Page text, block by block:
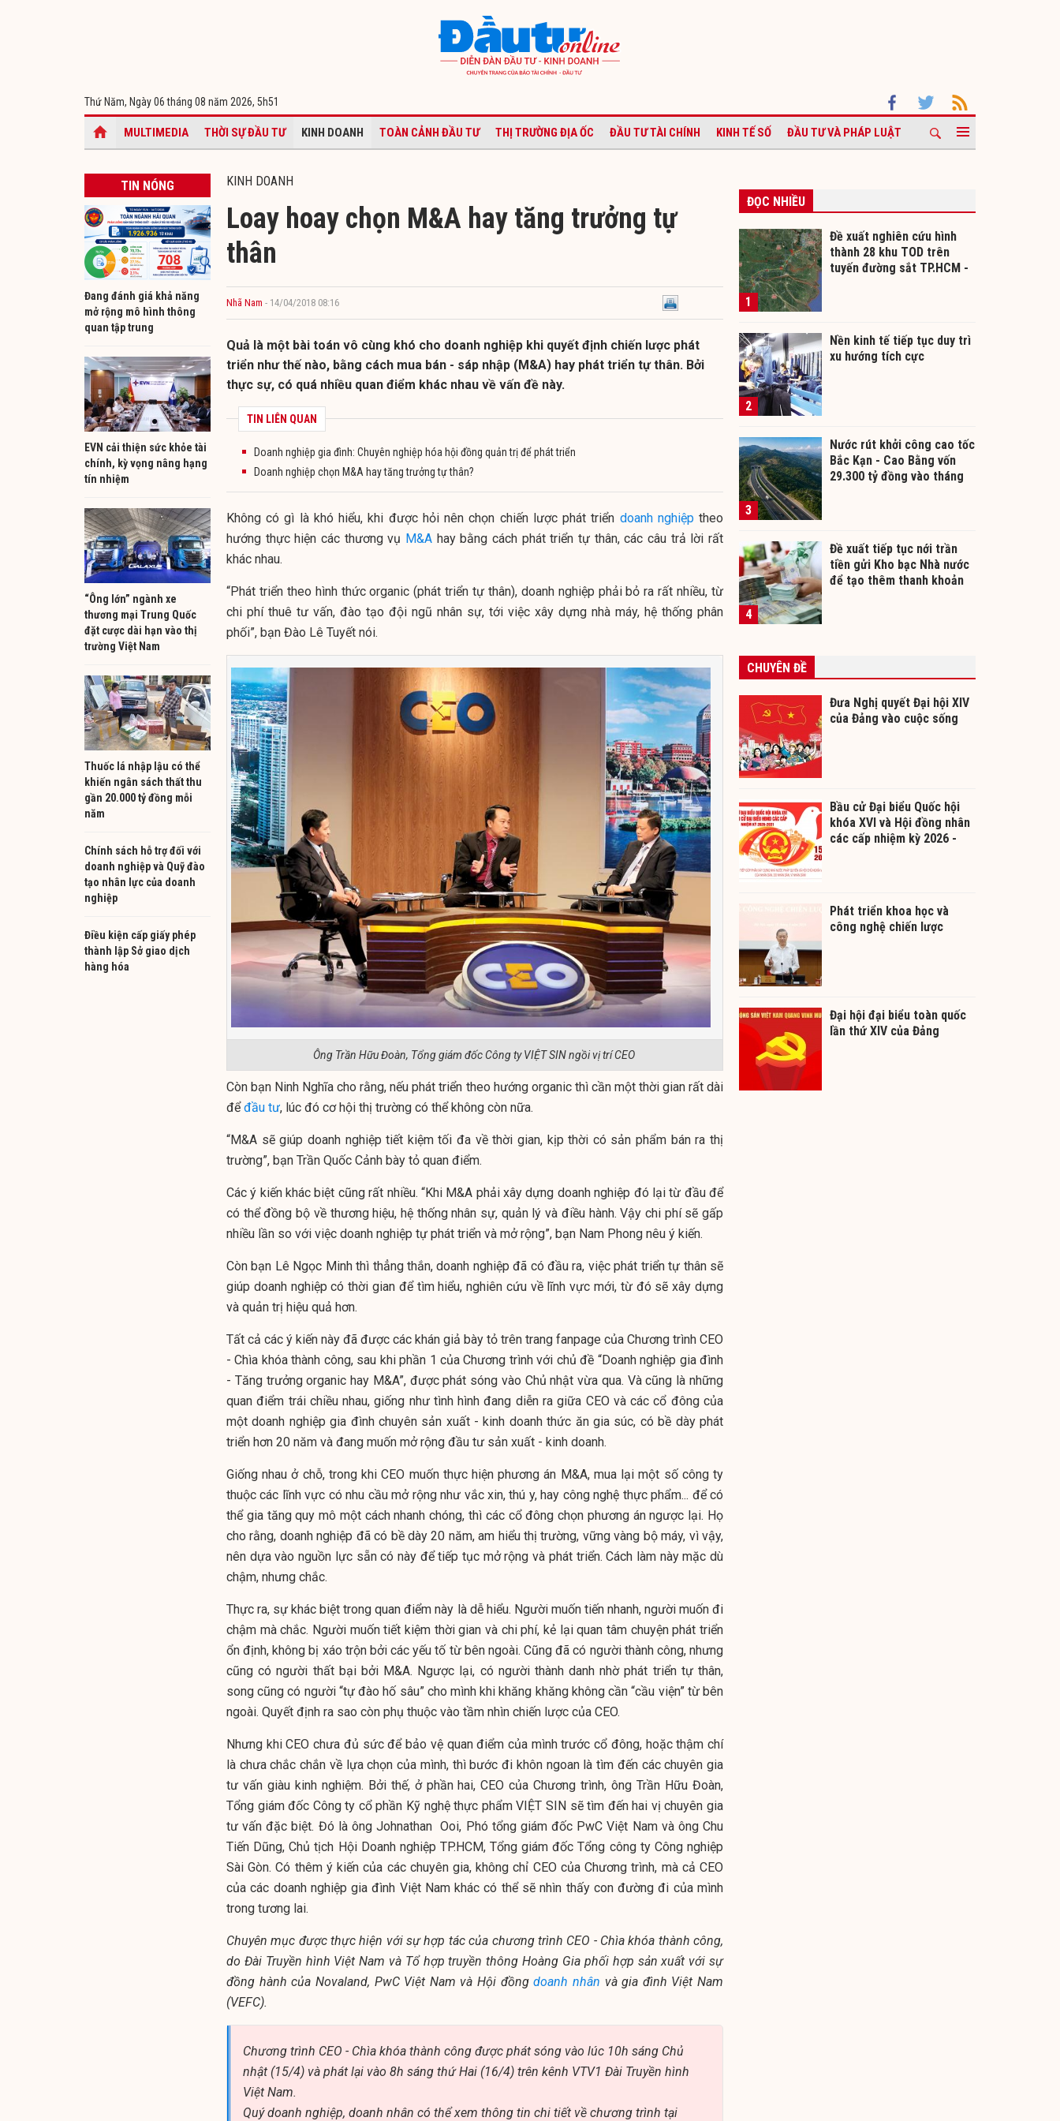
Thứ Năm, Ngày 06 tháng 08 năm 2026, 5h51
MULTIMEDIA THỜI SỰ ĐẦU TƯ KINH DOANH TOÀN CẢNH ĐẦU TƯ THỊ TRƯỜNG ĐỊA ỐC ĐẦU TƯ TÀI CHÍNH KINH TẾ SỐ ĐẦU TƯ VÀ PHÁP LUẬT
TIN NÓNG
Đang đánh giá khả năng
mở rộng mô hình thông
quan tập trung
EVN cải thiện sức khỏe tài
chính, kỳ vọng nâng hạng
tín nhiệm
“Ông lớn” ngành xe
thương mại Trung Quốc
đặt cược dài hạn vào thị
trường Việt Nam
Thuốc lá nhập lậu có thể
khiến ngân sách thất thu
gần 20.000 tỷ đồng mỗi
năm
Chính sách hỗ trợ đối với
doanh nghiệp và Quỹ đào
tạo nhân lực của doanh
nghiệp
Điều kiện cấp giấy phép
thành lập Sở giao dịch
hàng hóa
KINH DOANH
Loay hoay chọn M&A hay tăng trưởng tự
thân
Nhã Nam - 14/04/2018 08:16
Quả là một bài toán vô cùng khó cho doanh nghiệp khi quyết định chiến lược phát
triển như thế nào, bằng cách mua bán - sáp nhập (M&A) hay phát triển tự thân. Bởi
thực sự, có quá nhiều quan điểm khác nhau về vấn đề này.
TIN LIÊN QUAN
Doanh nghiệp gia đình: Chuyên nghiệp hóa hội đồng quản trị để phát triển
Doanh nghiệp chọn M&A hay tăng trưởng tự thân?
Không có gì là khó hiểu, khi được hỏi nên chọn chiến lược phát triển doanh nghiệptheo
hướng thực hiện các thương vụ M&A hay bằng cách phát triển tự thân, các câu trả lời rất
khác nhau.
“Phát triển theo hình thức organic (phát triển tự thân), doanh nghiệp phải bỏ ra rất nhiều, từ
chi phí thuê tư vấn, đào tạo đội ngũ nhân sự, tới việc xây dựng nhà máy, hệ thống phân
phối”, bạn Đào Lê Tuyết nói.
Ông Trần Hữu Đoàn, Tổng giám đốc Công ty VIỆT SIN ngồi vị trí CEO
Còn bạn Ninh Nghĩa cho rằng, nếu phát triển theo hướng organic thì cần một thời gian rất dài
đểđầu tư, lúc đó cơ hội thị trường có thể không còn nữa.
“M&A sẽ giúp doanh nghiệp tiết kiệm tối đa về thời gian, kịp thời có sản phẩm bán ra thị
trường”, bạn Trần Quốc Cảnh bày tỏ quan điểm.
Các ý kiến khác biệt cũng rất nhiều. “Khi M&A phải xây dựng doanh nghiệp đó lại từ đầu để
có thể đồng bộ về thương hiệu, hệ thống nhân sự, quản lý và điều hành. Vậy chi phí sẽ gấp
nhiều lần so với việc doanh nghiệp tự phát triển và mở rộng”, bạn Nam Phong nêu ý kiến.
Còn bạn Lê Ngọc Minh thì thẳng thắn, doanh nghiệp đã có đầu ra, việc phát triển tự thân sẽ
giúp doanh nghiệp có thời gian để tìm hiểu, nghiên cứu về lĩnh vực mới, từ đó sẽ xây dựng
và quản trị hiệu quả hơn.
Tất cả các ý kiến này đã được các khán giả bày tỏ trên trang fanpage của Chương trình CEO
- Chìa khóa thành công, sau khi phần 1 của Chương trình với chủ đề “Doanh nghiệp gia đình
- Tăng trưởng organic hay M&A”, được phát sóng vào Chủ nhật vừa qua. Và cũng là những
quan điểm trái chiều nhau, giống như tình hình đang diễn ra giữa CEO và các cổ đông của
một doanh nghiệp gia đình chuyên sản xuất - kinh doanh thức ăn gia súc, có bề dày phát
triển hơn 20 năm và đang muốn mở rộng đầu tư sản xuất - kinh doanh.
Giống nhau ở chỗ, trong khi CEO muốn thực hiện phương án M&A, mua lại một số công ty
thuộc các lĩnh vực có nhu cầu mở rộng như vắc xin, thú y, hay công nghệ thực phẩm... để có
thể gia tăng quy mô một cách nhanh chóng, thì các cổ đông chọn phương án ngược lại. Họ
cho rằng, doanh nghiệp đã có bề dày 20 năm, am hiểu thị trường, vững vàng bộ máy, vì vậy,
nên dựa vào nguồn lực sẵn có này để tiếp tục mở rộng và phát triển. Cách làm này mặc dù
chậm, nhưng chắc.
Thực ra, sự khác biệt trong quan điểm này là dễ hiểu. Người muốn tiến nhanh, người muốn đi
chậm mà chắc. Người muốn tiết kiệm thời gian và chi phí, kẻ lại quan tâm chuyện phát triển
ổn định, không bị xáo trộn bởi các yếu tố từ bên ngoài. Cũng đã có người thành công, nhưng
cũng có người thất bại bởi M&A. Ngược lại, có người thành danh nhờ phát triển tự thân,
song cũng có người “tự đào hố sâu” cho mình khi khăng khăng không cần “cầu viện” từ bên
ngoài. Quyết định ra sao còn phụ thuộc vào tầm nhìn chiến lược của CEO.
Nhưng khi CEO chưa đủ sức để bảo vệ quan điểm của mình trước cổ đông, hoặc thậm chí
là chưa chắc chắn về lựa chọn của mình, thì bước đi khôn ngoan là tìm đến các chuyên gia
tư vấn giàu kinh nghiệm. Bởi thế, ở phần hai, CEO của Chương trình, ông Trần Hữu Đoàn,
Tổng giám đốc Công ty cổ phần Kỹ nghệ thực phẩm VIỆT SIN sẽ tìm đến hai vị chuyên gia
tư vấn đặc biệt. Đó là ôngJohnathan Ooi, Phó tổng giám đốc PwC Việt Nam và ông Chu
Tiến Dũng, Chủ tịch Hội Doanh nghiệp TP.HCM, Tổng giám đốc Tổng công ty Công nghiệp
Sài Gòn. Có thêm ý kiến của các chuyên gia, không chỉ CEO của Chương trình, mà cả CEO
của các doanh nghiệp gia đình Việt Nam khác có thể sẽ nhìn thấy con đường đi của mình
trong tương lai.
Chuyên mục được thực hiện với sự hợp tác của chương trình CEO - Chìa khóa thành công,
do Đài Truyền hình Việt Nam và Tổ hợp truyền thông Hoàng Gia phối hợp sản xuất với sự
đồng hành của Novaland, PwC Việt Nam và Hội đồngdoanh nhân và gia đình Việt Nam
(VEFC).
Chương trình CEO - Chìa khóa thành công được phát sóng vào lúc 10h sáng Chủ
nhật (15/4) và phát lại vào 8h sáng thứ Hai (16/4) trên kênh VTV1 Đài Truyền hình
Việt Nam.
Quý doanh nghiệp, doanh nhân có thể xem thông tin chi tiết về chương trình tại
ĐỌC NHIỀU
1
Đề xuất nghiên cứu hình
thành 28 khu TOD trên
tuyến đường sắt TP.HCM -
2
Nền kinh tế tiếp tục duy trì
xu hướng tích cực
3
Nước rút khởi công cao tốc
Bắc Kạn - Cao Bằng vốn
29.300 tỷ đồng vào tháng
4
Đề xuất tiếp tục nới trần
tiền gửi Kho bạc Nhà nước
để tạo thêm thanh khoản
CHUYÊN ĐỀ
Đưa Nghị quyết Đại hội XIV
của Đảng vào cuộc sống
Bầu cử Đại biểu Quốc hội
khóa XVI và Hội đồng nhân
các cấp nhiệm kỳ 2026 -
Phát triển khoa học và
công nghệ chiến lược
Đại hội đại biểu toàn quốc
lần thứ XIV của Đảng